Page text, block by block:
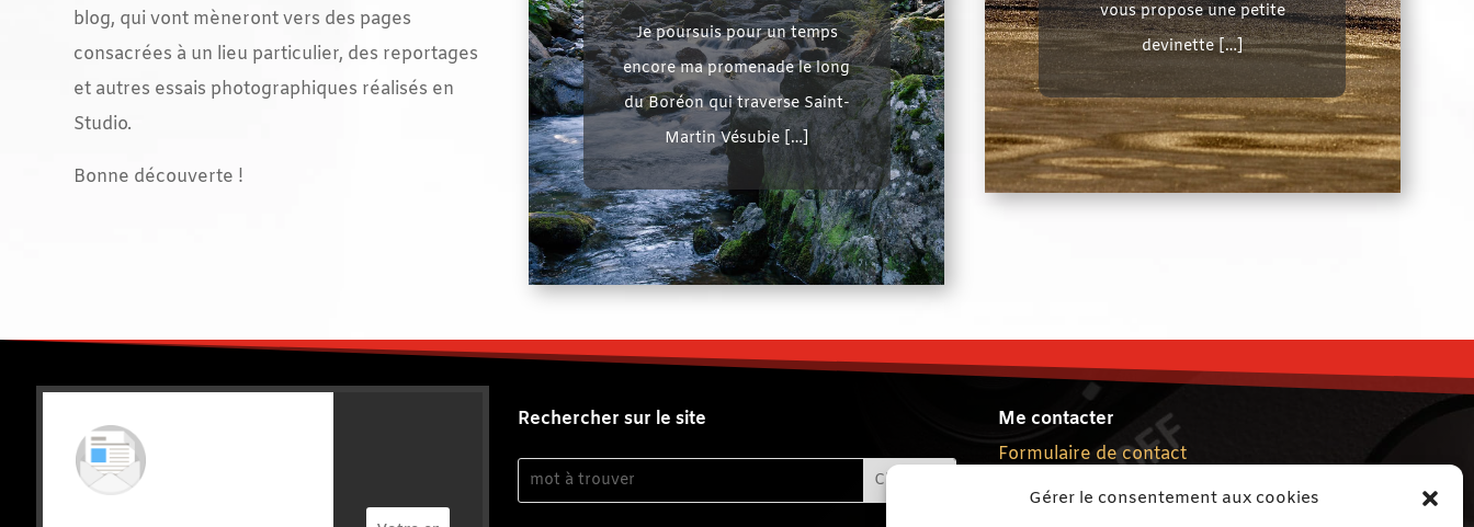
Gérer le consentement aux cookies
blog, qui vont mèneront vers des pages
consacrées à un lieu particulier, des reportages
et autres essais photographiques réalisés en
Studio.
Bonne découverte !
Je poursuis pour un temps
encore ma promenade le long
du Boréon qui traverse Saint-
Martin Vésubie […]
vous propose une petite
devinette […]
Rechercher sur le site
Me contacter
Formulaire de contact